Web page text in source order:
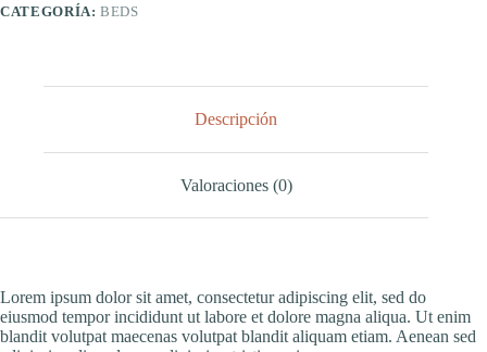
CATEGORÍA:BEDS
Descripción
Valoraciones (0)
Lorem ipsum dolor sit amet, consectetur adipiscing elit, sed do
eiusmod tempor incididunt ut labore et dolore magna aliqua. Ut enim
blandit volutpat maecenas volutpat blandit aliquam etiam. Aenean sed